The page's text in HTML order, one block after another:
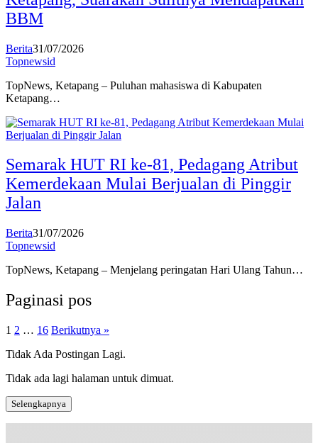
BBM
Berita31/07/2026
Topnewsid
TopNews, Ketapang – Puluhan mahasiswa di Kabupaten
Ketapang…
Semarak HUT RI ke-81, Pedagang Atribut
Kemerdekaan Mulai Berjualan di Pinggir
Jalan
Berita31/07/2026
Topnewsid
TopNews, Ketapang – Menjelang peringatan Hari Ulang Tahun…
Paginasi pos
1 2 … 16 Berikutnya »
Tidak Ada Postingan Lagi.
Tidak ada lagi halaman untuk dimuat.
Selengkapnya